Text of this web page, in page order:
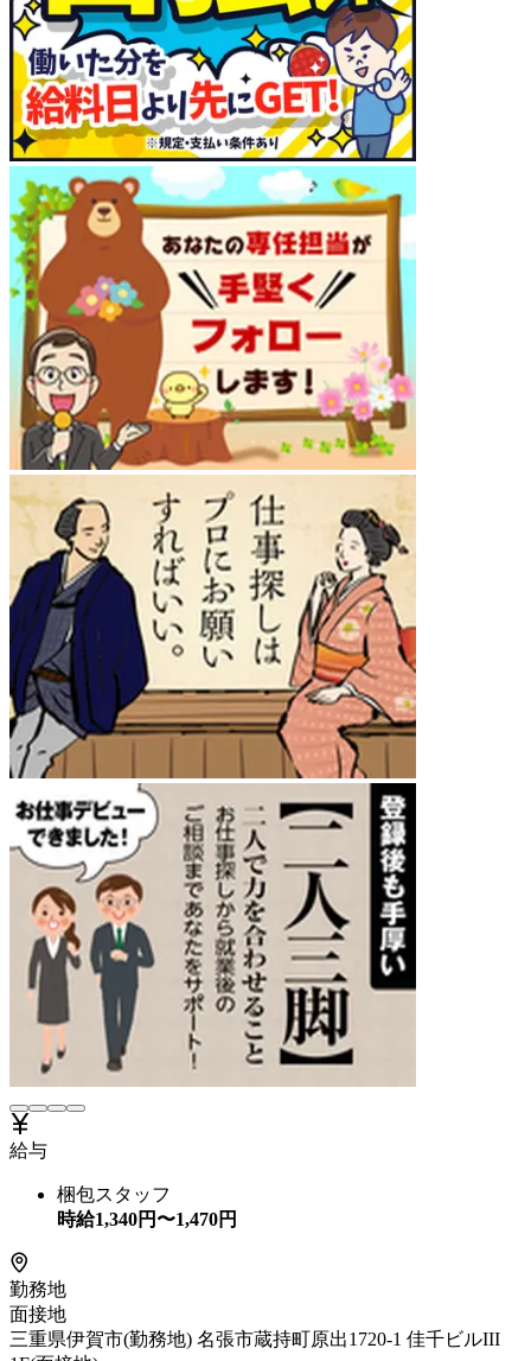
給与
梱包スタッフ
時給1,340円〜1,470円
勤務地
面接地
三重県伊賀市(勤務地) 名張市蔵持町原出1720-1 佳千ビルIII